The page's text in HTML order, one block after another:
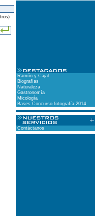
Ramón y Cajal
Biografías
Naturaleza
Gastronomía
Micología
Bases Concurso fotografía 2014
Contáctanos